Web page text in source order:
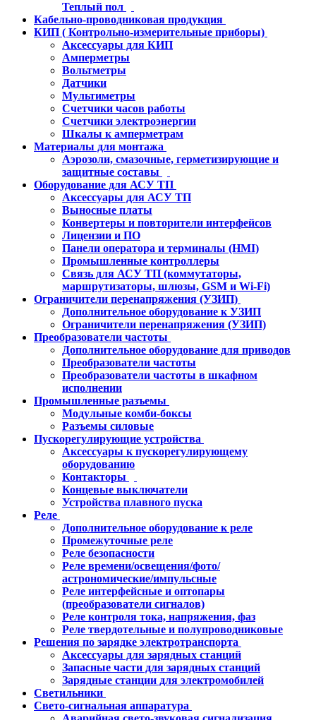
Теплый пол
Кабельно-проводниковая продукция
КИП ( Контрольно-измерительные приборы)
Аксессуары для КИП
Амперметры
Вольтметры
Датчики
Мультиметры
Счетчики часов работы
Счетчики электроэнергии
Шкалы к амперметрам
Материалы для монтажа
Аэрозоли, смазочные, герметизирующие и
защитные составы
Оборудование для АСУ ТП
Аксессуары для АСУ ТП
Выносные платы
Конвертеры и повторители интерфейсов
Лицензии и ПО
Панели оператора и терминалы (HMI)
Промышленные контроллеры
Связь для АСУ ТП (коммутаторы,
маршрутизаторы, шлюзы, GSM и Wi-Fi)
Ограничители перенапряжения (УЗИП)
Дополнительное оборудование к УЗИП
Ограничители перенапряжения (УЗИП)
Преобразователи частоты
Дополнительное оборудование для приводов
Преобразователи частоты
Преобразователи частоты в шкафном
исполнении
Промышленные разъемы
Модульные комби-боксы
Разъемы силовые
Пускорегулирующие устройства
Аксессуары к пускорегулирующему
оборудованию
Контакторы
Концевые выключатели
Устройства плавного пуска
Реле
Дополнительное оборудование к реле
Промежуточные реле
Реле безопасности
Реле времени/освещения/фото/
астрономические/импульсные
Реле интерфейсные и оптопары
(преобразователи сигналов)
Реле контроля тока, напряжения, фаз
Реле твердотельные и полупроводниковые
Решения по зарядке электротранспорта
Аксессуары для зарядных станций
Запасные части для зарядных станций
Зарядные станции для электромобилей
Светильники
Свето-сигнальная аппаратура